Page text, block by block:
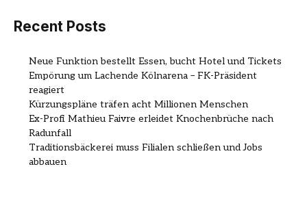
Recent Posts
Neue Funktion bestellt Essen, bucht Hotel und Tickets
Empörung um Lachende Kölnarena – FK-Präsident
reagiert
Kürzungspläne träfen acht Millionen Menschen
Ex-Profi Mathieu Faivre erleidet Knochenbrüche nach
Radunfall
Traditionsbäckerei muss Filialen schließen und Jobs
abbauen